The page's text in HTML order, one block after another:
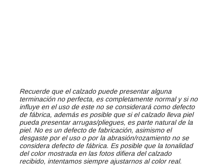
Recuerde que el calzado puede presentar alguna
terminación no perfecta, es completamente normal y si no
influye en el uso de este no se considerará como defecto
de fábrica, además es posible que si el calzado lleva piel
pueda presentar arrugas/pliegues, es parte natural de la
piel. No es un defecto de fabricación, asimismo el
desgaste por el uso o por la abrasión/rozamiento no se
considera defecto de fábrica. Es posible que la tonalidad
del color mostrada en las fotos difiera del calzado
recibido, intentamos siempre ajustarnos al color real.